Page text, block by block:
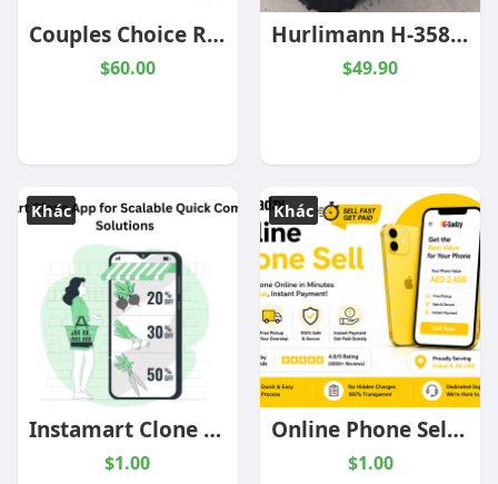
Couples Choice Rechargeable Couples Vibrator for Shared Pleasure
$60.00
Hurlimann H-358-4 Club Parts Catalog Manual Best PDF
$49.90
Khác
Instamart Clone App for Scalable Quick Commerce Solutions
$1.00
Khác
Online Phone Sell Made Simple – Gadzy Mobile Exchange
$1.00